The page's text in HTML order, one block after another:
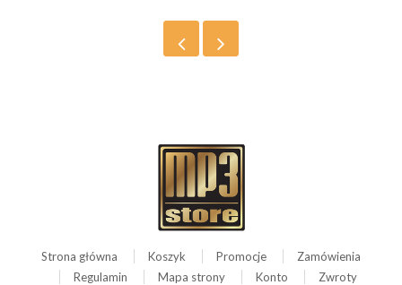
Strona główna Koszyk Promocje
Zamówienia
Regulamin
Mapa strony Konto
Zwroty